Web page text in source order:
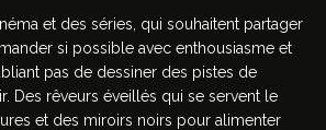
et des séries, qui souhaitent partager
si possible avec enthousiasme et
pas de dessiner des pistes de
Des rêveurs éveillés qui se servent le
et des miroirs noirs pour alimenter